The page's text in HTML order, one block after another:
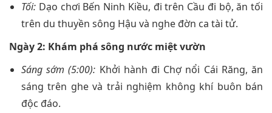
Tối: Dạo chơi Bến Ninh Kiều, đi trên Cầu đi bộ, ăn tối
trên du thuyền sông Hậu và nghe đờn ca tài tử.
Ngày 2: Khám phá sông nước miệt vườn
Sáng sớm (5:00): Khởi hành đi Chợ nổi Cái Răng, ăn
sáng trên ghe và trải nghiệm không khí buôn bán
độc đáo.